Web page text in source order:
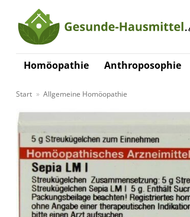
Inhalt
springen
Homöopathie Anthroposophie
Start » Allgemeine Homöopathie